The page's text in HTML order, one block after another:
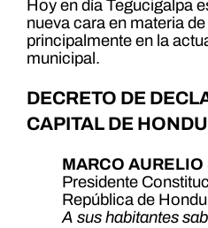
Hoy en día Tegucigalpa
nueva cara en materia
principalmente en la
municipal.
DECRETO DE
CAPITAL DE
MARCO AURELIO
Presidente
República de
A sus habitantes